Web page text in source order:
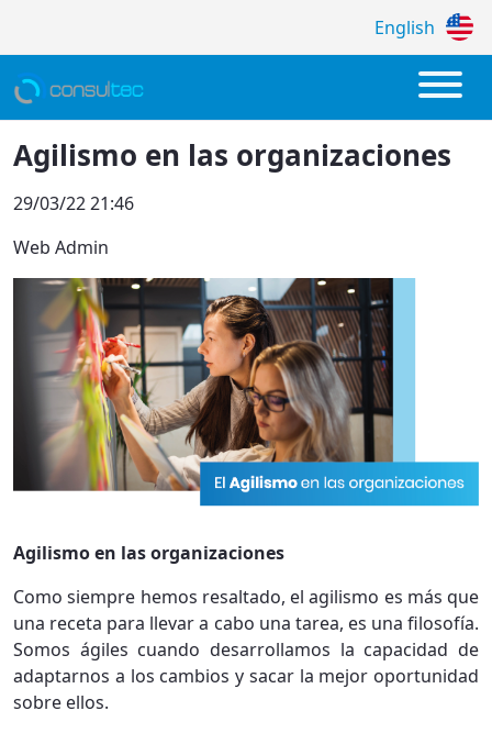
English
Agilismo en las organizaciones
Agilismo en las organizaciones
29/03/22 21:46
Web Admin
Agilismo en las organizaciones
Como siempre hemos resaltado, el agilismo es más que
una receta para llevar a cabo una tarea, es una filosofía.
Somos ágiles cuando desarrollamos la capacidad de
adaptarnos a los cambios y sacar la mejor oportunidad
sobre ellos.